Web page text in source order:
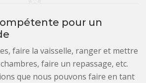
pour un
faire la vaisselle, ranger et mettre
faire un repassage, etc.
que nous pouvons faire en tant